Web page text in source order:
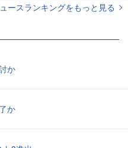
ースランキングをもっと見る
か
か